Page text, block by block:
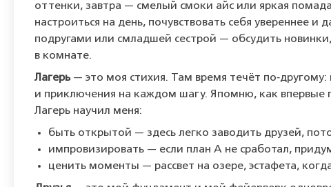
оттенки, завтра — смелый смоки айс или яркая
настроиться на день, почувствовать себя увереннее и
подругами или смладшей сестрой — обсудить новинки,
в комнате.
Лагерь— это моя стихия. Там время течёт по‑другому:
и приключения на каждом шагу. Я помню, как впервые
Лагерь научил меня:
быть открытой — здесь легко заводить друзей,
импровизировать — если план А не сработал,
ценить моменты — рассвет на озере, эстафета,